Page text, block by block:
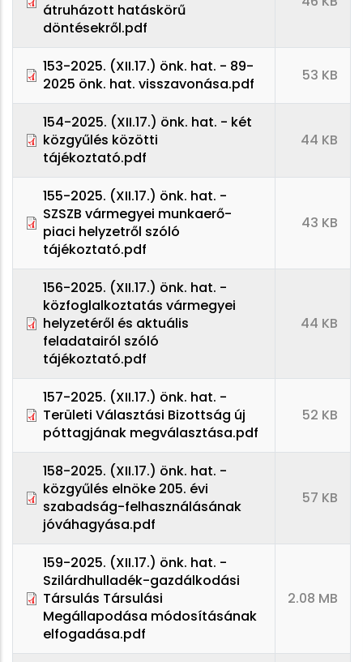
átruházott hatáskörű
döntésekről.pdf
153-2025. (XII.17.) önk. hat. - 89-
2025 önk. hat. visszavonása.pdf
53 KB
154-2025. (XII.17.) önk. hat. - két
közgyűlés közötti
tájékoztató.pdf
44 KB
155-2025. (XII.17.) önk. hat. -
SZSZB vármegyei munkaerő-
piaci helyzetről szóló
tájékoztató.pdf
43 KB
156-2025. (XII.17.) önk. hat. -
közfoglalkoztatás vármegyei
helyzetéről és aktuális
feladatairól szóló
tájékoztató.pdf
44 KB
157-2025. (XII.17.) önk. hat. -
Területi Választási Bizottság új
póttagjának megválasztása.pdf
52 KB
158-2025. (XII.17.) önk. hat. -
közgyűlés elnöke 205. évi
szabadság-felhasználásának
jóváhagyása.pdf
57 KB
159-2025. (XII.17.) önk. hat. -
Szilárdhulladék-gazdálkodási
Társulás Társulási
Megállapodása módosításának
elfogadása.pdf
2.08 MB